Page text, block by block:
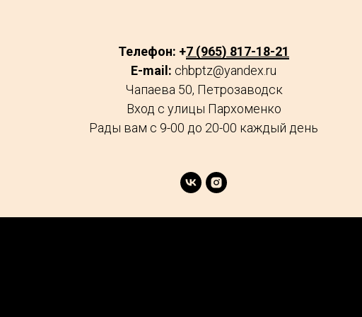
Телефон: +7 (965) 817-18-21
E-mail: chbptz@yandex.ru
Чапаева 50, Петрозаводск
Вход с улицы Пархоменко
Рады вам с 9-00 до 20-00 каждый день